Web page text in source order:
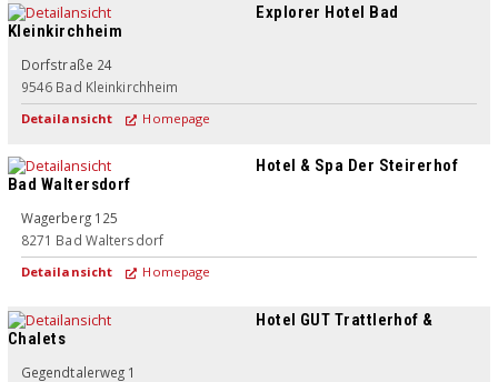
Explorer Hotel Bad
Kleinkirchheim
Dorfstraße 24
9546 Bad Kleinkirchheim
Detailansicht Homepage
Hotel & Spa Der Steirerhof
Bad Waltersdorf
Wagerberg 125
8271 Bad Waltersdorf
Detailansicht Homepage
Hotel GUT Trattlerhof &
Chalets
Gegendtalerweg 1